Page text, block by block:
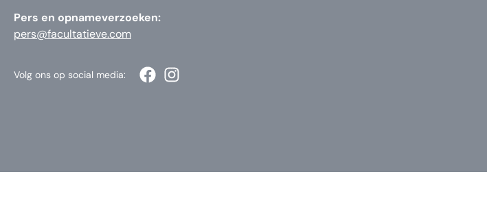
Pers en opnameverzoeken:
pers@facultatieve.com
Volg ons op social media: